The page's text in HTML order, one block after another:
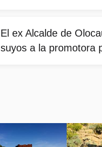
El ex Alcalde de
suyos a la promotora